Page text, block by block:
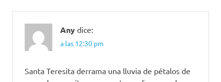
Any dice:
a las 12:30 pm
Santa Teresita derrama una lluvia de pétalos de